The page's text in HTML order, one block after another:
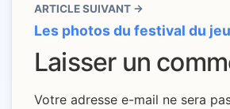
ARTICLE SUIVANT →
Les photos du festival du
Laisser un
Votre adresse e-mail ne sera